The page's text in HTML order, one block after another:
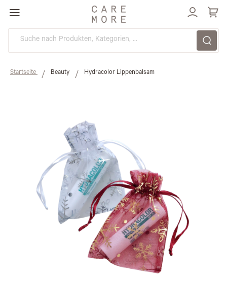
Direkt
zum
Inhalt
Startseite Beauty Hydracolor Lippenbalsam